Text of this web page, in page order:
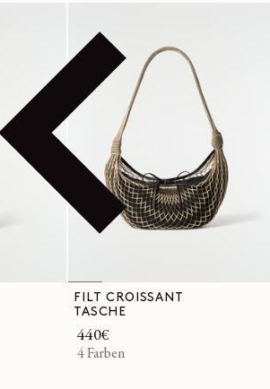
FILT CROISSANT
TASCHE
Normaler
Preis
440€
4 Farben